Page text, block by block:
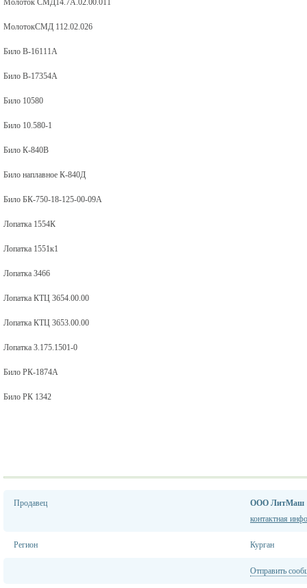
Молоток СМД14.7А.02.00.011
МолотокСМД 112.02.026
Било В-16111А
Било В-17354А
Било 10580
Било 10.580-1
Било К-840В
Било наплавное К-840Д
Било БК-750-18-125-00-09А
Лопатка 1554К
Лопатка 1551к1
Лопатка 3466
Лопатка КТЦ 3654.00.00
Лопатка КТЦ 3653.00.00
Лопатка 3.175.1501-0
Било РК-1874А
Било РК 1342
Продавец
ООО ЛитМаш
контактная
Регион Курган
Отправить